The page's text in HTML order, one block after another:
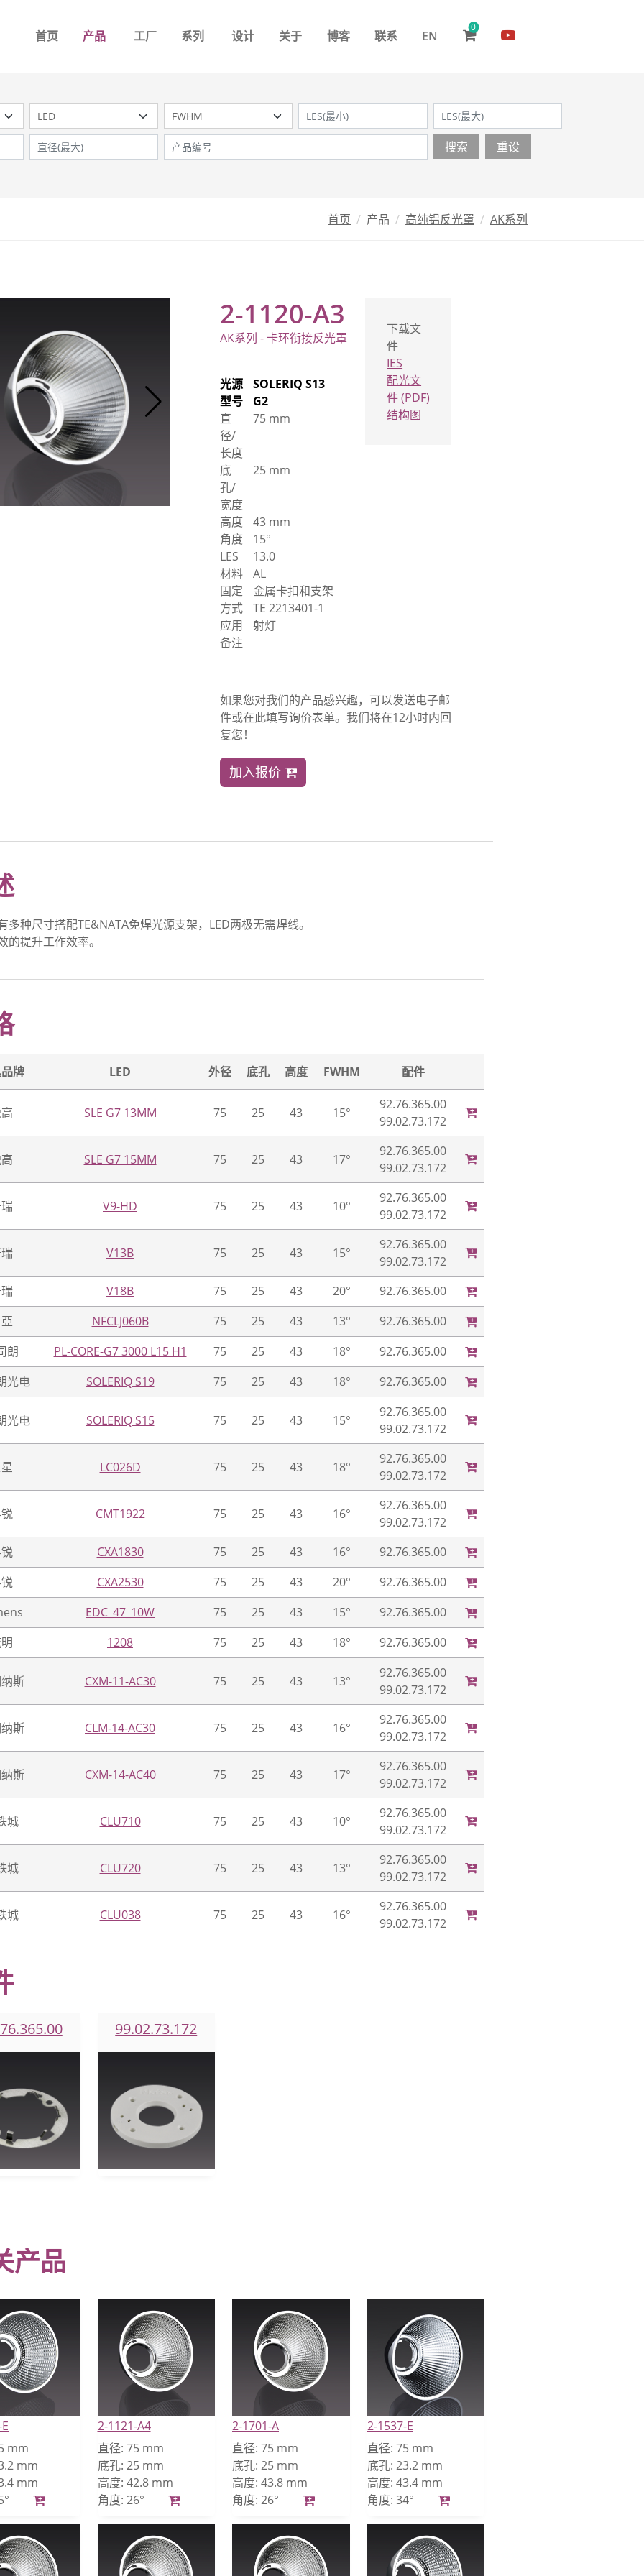
首页 产品 工厂 系列 设计 关于 博客 联系 EN
0
搜索 重设
首页 产品 高纯铝反光罩 AK系列
2-1120-A3
AK系列 - 卡环衔接反光罩
光源
型号
SOLERIQ S13
G2
直
径/
长度
75 mm
底
孔/
宽度
25 mm
高度
43 mm
角度
15°
LES
13.0
材料
AL
固定
方式
金属卡扣和支架
TE 2213401-1
应用
射灯
备注
下载文
件
IES
配光文
件 (PDF)
结构图
如果您对我们的产品感兴趣，可以发送电子邮
件或在此填写询价表单。我们将在12小时内回
复您！
加入报价
多种尺寸搭配TE&NATA免焊光源支架，LED两极无需焊线。
的提升工作效率。
牌 LED 外径 底孔 高度 FWHM 配件
SLE G7 13MM 75 25 43 15°
92.76.365.00
99.02.73.172
SLE G7 15MM 75 25 43 17°
92.76.365.00
99.02.73.172
V9-HD 75 25 43 10°
92.76.365.00
99.02.73.172
V13B 75 25 43 15°
92.76.365.00
99.02.73.172
V18B 75 25 43 20°
92.76.365.00
NFCLJ060B 75 25 43 13°
92.76.365.00
朗
PL-CORE-G7 3000 L15 H1 75 25 43 18°
92.76.365.00
光电
SOLERIQ S19 75 25 43 18° 92.76.365.00
光电 SOLERIQ S15 75 25 43 15°
92.76.365.00
99.02.73.172
LC026D 75 25 43 18°
92.76.365.00
99.02.73.172
CMT1922 75 25 43 16°
92.76.365.00
99.02.73.172
CXA1830 75 25 43 16°
92.76.365.00
CXA2530 75 25 43 20°
92.76.365.00
EDC_47_10W 75 25 43 15°
92.76.365.00
1208 75 25 43 18° 92.76.365.00
斯 CXM-11-AC30 75 25 43 13°
92.76.365.00
99.02.73.172
斯 CLM-14-AC30 75 25 43 16°
92.76.365.00
99.02.73.172
斯 CXM-14-AC40 75 25 43 17°
92.76.365.00
99.02.73.172
城 CLU710 75 25 43 10°
92.76.365.00
99.02.73.172
城 CLU720 75 25 43 13°
92.76.365.00
99.02.73.172
城 CLU038 75 25 43 16°
92.76.365.00
99.02.73.172
99.02.73.172
产品
mm
mm
mm
2-1121-A4
直径: 75 mm
底孔: 25 mm
高度: 42.8 mm
角度: 26°
2-1701-A
直径: 75 mm
底孔: 25 mm
高度: 43.8 mm
角度: 26°
2-1537-E
直径: 75 mm
底孔: 23.2 mm
高度: 43.4 mm
角度: 34°